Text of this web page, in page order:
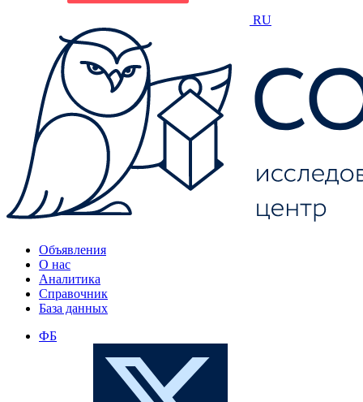
RU
Объявления
О нас
Аналитика
Справочник
База данных
ФБ